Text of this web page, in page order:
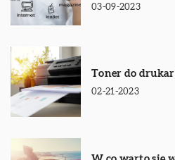
03-09-2023
Toner do
02-21-2023